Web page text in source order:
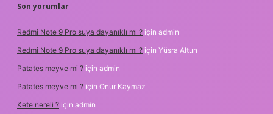
Son yorumlar
Redmi Note 9 Pro suya dayanıklı mı ? için admin
Redmi Note 9 Pro suya dayanıklı mı ? için Yüsra Altun
Patates meyve mi ? için admin
Patates meyve mi ? için Onur Kaymaz
Kete nereli ? için admin